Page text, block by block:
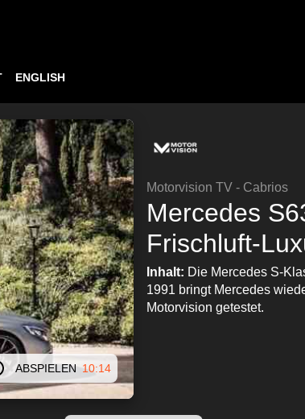
ENGLISH
ABSPIELEN 10:14
Motorvision TV - Cabrios
Mercedes
Frischluft-
Inhalt: Die Mercedes S-
1991 bringt Mercedes
Motorvision getestet.